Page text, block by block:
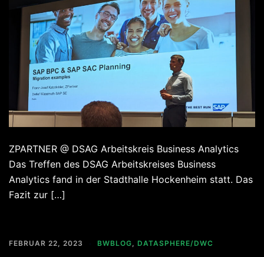
ZPARTNER @ DSAG Arbeitskreis Business Analytics
Das Treffen des DSAG Arbeitskreises Business
Analytics fand in der Stadthalle Hockenheim statt. Das
Fazit zur […]
FEBRUAR 22, 2023 BWBLOG, DATASPHERE/DWC